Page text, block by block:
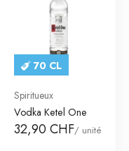
70 CL
Spiritueux
Vodka Ketel One
32,90 CHF/ unité